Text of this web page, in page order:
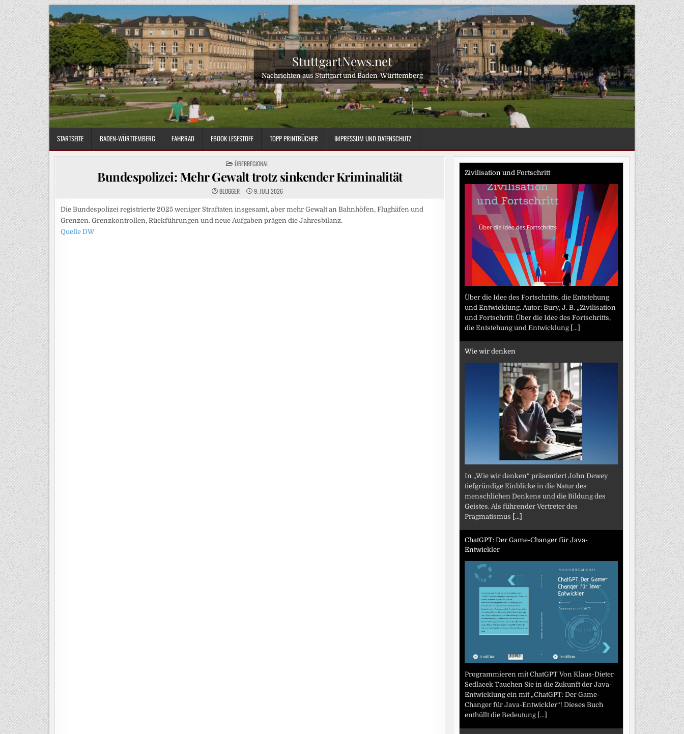
Skip
to
content
StuttgartNews.net
Nachrichten aus Stuttgart und Baden-Württemberg
STARTSEITE BADEN-WÜRTTEMBERG FAHRRAD EBOOK LESESTOFF TOPP PRINTBÜCHER IMPRESSUM UND DATENSCHUTZ
POSTED
IN
ÜBERREGIONAL
Bundespolizei: Mehr Gewalt trotz sinkender Kriminalität
BLOGGER 9. JULI 2026
Die Bundespolizei registrierte 2025 weniger Straftaten insgesamt, aber mehr Gewalt an Bahnhöfen, Flughäfen und
Grenzen. Grenzkontrollen, Rückführungen und neue Aufgaben prägen die Jahresbilanz.
Quelle DW
Zivilisation und Fortschritt
Über die Idee des Fortschritts, die Entstehung
und Entwicklung. Autor: Bury, J. B. „Zivilisation
und Fortschritt: Über die Idee des Fortschritts,
die Entstehung und Entwicklung [...]
Wie wir denken
In „Wie wir denken“ präsentiert John Dewey
tiefgründige Einblicke in die Natur des
menschlichen Denkens und die Bildung des
Geistes. Als führender Vertreter des
Pragmatismus [...]
ChatGPT: Der Game-Changer für Java-
Entwickler
Programmieren mit ChatGPT Von Klaus-Dieter
Sedlacek Tauchen Sie in die Zukunft der Java-
Entwicklung ein mit „ChatGPT: Der Game-
Changer für Java-Entwickler“! Dieses Buch
enthüllt die Bedeutung [...]